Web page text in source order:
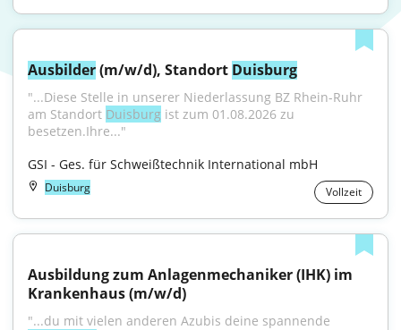
Ausbilder (m/w/d), Standort Duisburg
"...Diese Stelle in unserer Niederlassung BZ Rhein-Ruhr
am Standort Duisburg ist zum 01.08.2026 zu
besetzen.Ihre..."
GSI - Ges. für Schweißtechnik International mbH
Duisburg Vollzeit
Ausbildung zum Anlagenmechaniker (IHK) im
Krankenhaus (m/w/d)